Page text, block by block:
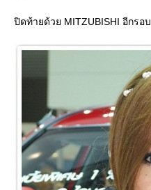
ปิดท้ายด้วย MITZUBISHI อีกรอบ